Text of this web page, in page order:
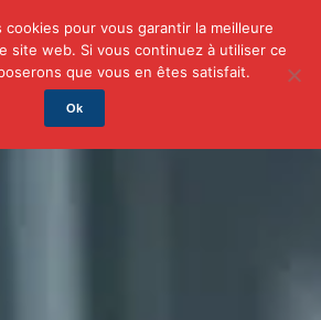
Business Famille Finance
cookies pour vous garantir la meilleure
site web. Si vous continuez à utiliser ce
que vous en êtes satisfait.
Ok